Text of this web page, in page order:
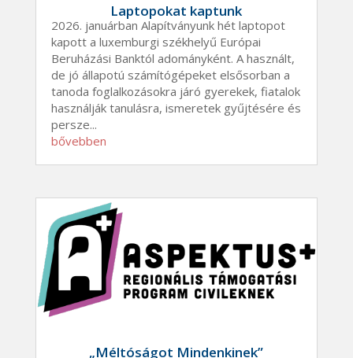
Laptopokat kaptunk
2026. januárban Alapítványunk hét laptopot
kapott a luxemburgi székhelyű Európai
Beruházási Banktól adományként. A használt,
de jó állapotú számítógépeket elsősorban a
tanoda foglalkozásokra járó gyerekek, fiatalok
használják tanulásra, ismeretek gyűjtésére és
persze...
bővebben
„Méltóságot Mindenkinek”